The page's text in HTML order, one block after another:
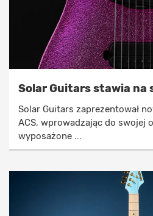
Solar Guitars stawia na
Solar Guitars zaprezentował
ACS, wprowadzając do swojej
wyposażone ...